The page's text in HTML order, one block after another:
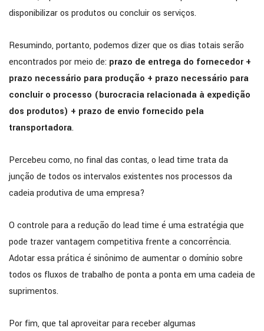
disponibilizar os produtos ou concluir os serviços.
Resumindo, portanto, podemos dizer que os dias totais serão
encontrados por meio de: prazo de entrega do fornecedor +
prazo necessário para produção + prazo necessário para
concluir o processo (burocracia relacionada à expedição
dos produtos) + prazo de envio fornecido pela
transportadora.
Percebeu como, no final das contas, o lead time trata da
junção de todos os intervalos existentes nos processos da
cadeia produtiva de uma empresa?
O controle para a redução do lead time é uma estratégia que
pode trazer vantagem competitiva frente a concorrência.
Adotar essa prática é sinônimo de aumentar o domínio sobre
todos os fluxos de trabalho de ponta a ponta em uma cadeia de
suprimentos.
Por fim, que tal aproveitar para receber algumas